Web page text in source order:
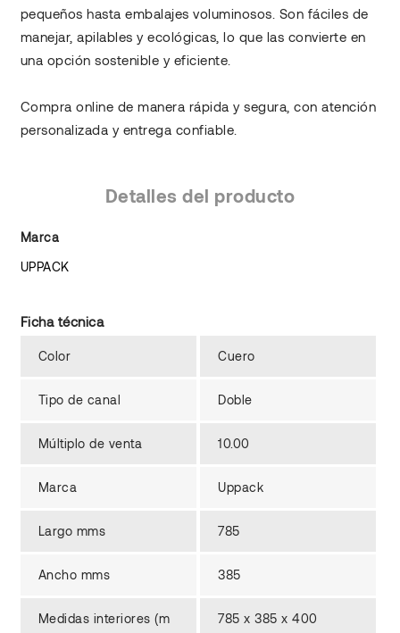
pequeños hasta embalajes voluminosos. Son fáciles de
manejar, apilables y ecológicas, lo que las convierte en
una opción sostenible y eficiente.
Compra online de manera rápida y segura, con atención
personalizada y entrega confiable.
Detalles del producto
Marca
UPPACK
Ficha técnica
Color Cuero
Tipo de canal Doble
Múltiplo de venta 10.00
Marca Uppack
Largo mms 785
Ancho mms 385
Medidas interiores (m
785 x 385 x 400